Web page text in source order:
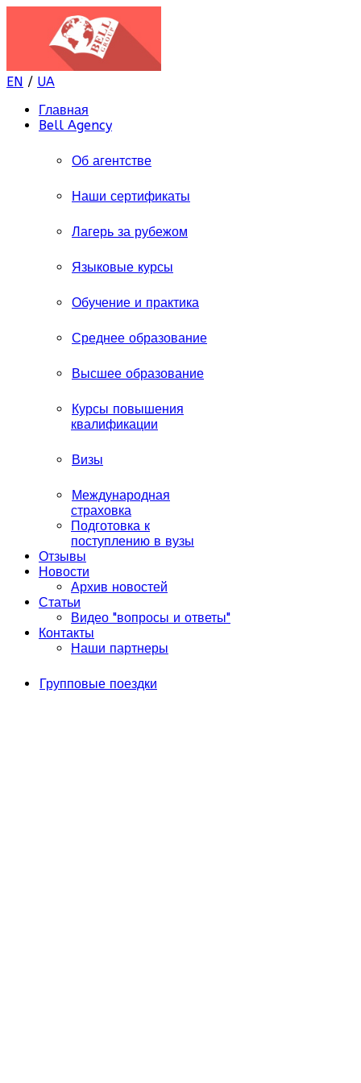
EN / UA
Главная
Bell Agency
Об агентстве
Наши сертификаты
Лагерь за рубежом
Языковые курсы
Обучение и практика
Среднее образование
Высшее образование
Курсы повышения
квалификации
Визы
Международная
страховка
Подготовка к
поступлению в вузы
Отзывы
Новости
Архив новостей
Статьи
Видео "вопросы и ответы"
Контакты
Наши партнеры
Групповые поездки